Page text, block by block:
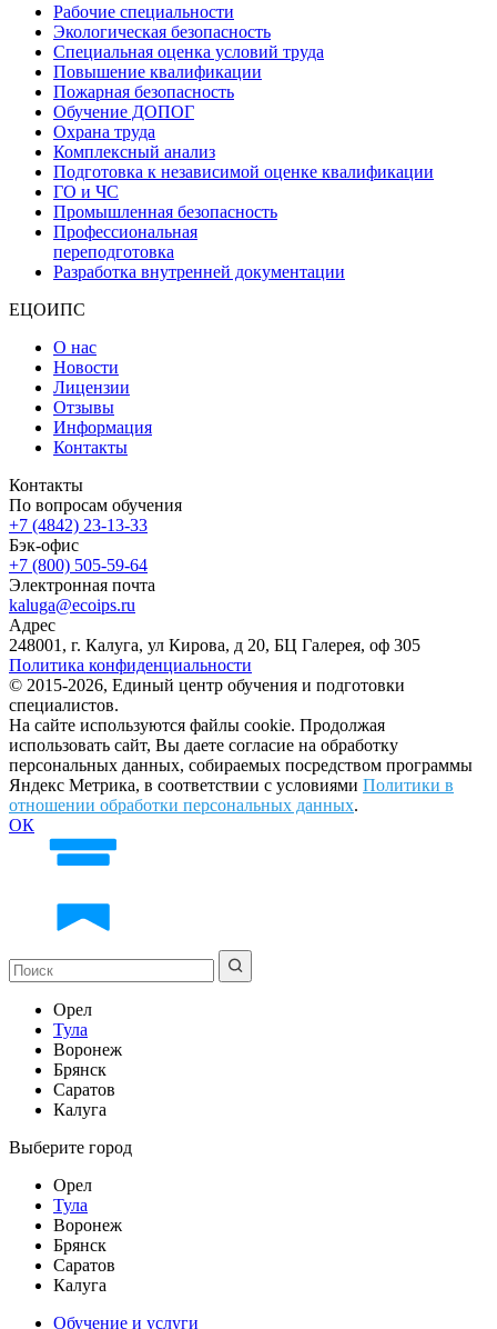
Рабочие специальности
Экологическая безопасность
Специальная оценка условий труда
Повышение квалификации
Пожарная безопасность
Обучение ДОПОГ
Охрана труда
Комплексный анализ
Подготовка к независимой оценке квалификации
ГО и ЧС
Промышленная безопасность
Профессиональная
переподготовка
Разработка внутренней документации
ЕЦОИПС
О нас
Новости
Лицензии
Отзывы
Информация
Контакты
Контакты
По вопросам обучения
+7 (4842) 23-13-33
Бэк-офис
+7 (800) 505-59-64
Электронная почта
kaluga@ecoips.ru
Адрес
248001, г. Калуга, ул Кирова, д 20, БЦ Галерея, оф 305
Политика конфиденциальности
© 2015-2026, Единый центр обучения и подготовки
специалистов.
На сайте используются файлы cookie. Продолжая
использовать сайт, Вы даете согласие на обработку
персональных данных, собираемых посредством программы
Яндекс Метрика, в соответствии с условиями Политики в
отношении обработки персональных данных.
ОК
Орел
Тула
Воронеж
Брянск
Саратов
Калуга
Выберите город
Орел
Тула
Воронеж
Брянск
Саратов
Калуга
Обучение и услуги